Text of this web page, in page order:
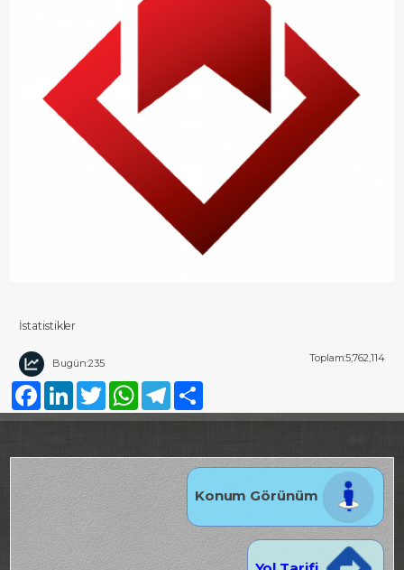
İstatistikler
Bugün:235 Toplam:5,762,114
Konum Görünüm
FacebookLinkedInTwitter WhatsAppTelegram